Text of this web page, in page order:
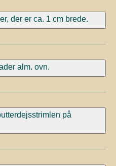
der er ca. 1 cm brede.
alm. ovn.
på